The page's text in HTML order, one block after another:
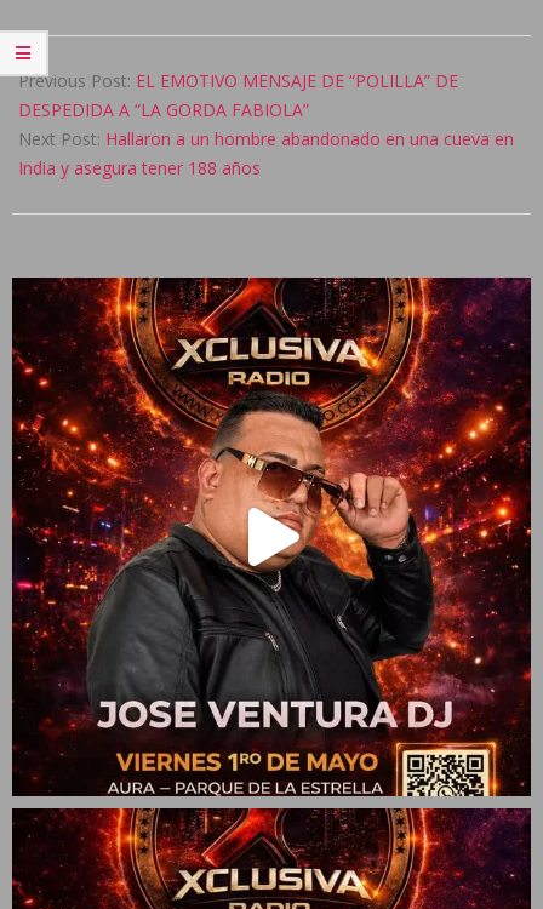
2024-
10-
03
Previous Post: EL EMOTIVO MENSAJE DE “POLILLA” DE
DESPEDIDA A “LA GORDA FABIOLA”
Next Post: Hallaron a un hombre abandonado en una cueva en
India y asegura tener 188 años